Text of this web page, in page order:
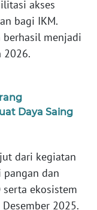
akses
bagi IKM.
berhasil menjadi
2026.
Daya Saing
dari kegiatan
dan
serta ekosistem
2025.